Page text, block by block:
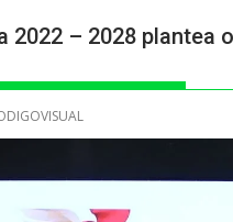
2022 – 2028